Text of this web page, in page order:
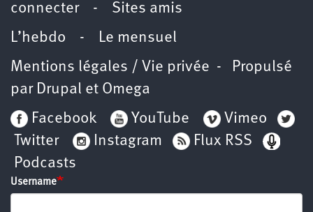
connecter- Sites amis
L’hebdo - Le mensuel
Mentions légales / Vie privée - Propulsé
par Drupal et Omega
Facebook
YouTube
Vimeo
Twitter
Instagram
Flux RSS
Podcasts
Username